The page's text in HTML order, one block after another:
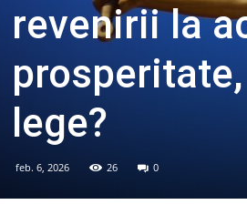
revenirii la
lege?
feb. 6, 2026 26 0